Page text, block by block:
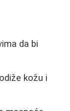
da bi
kožu i